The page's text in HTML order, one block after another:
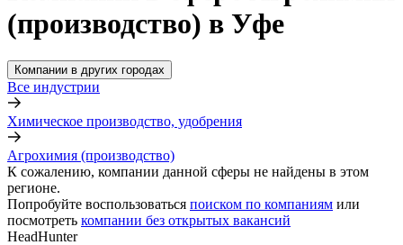
(производство) в Уфе
Компании в других городах
Все индустрии
Химическое производство, удобрения
Агрохимия (производство)
К сожалению, компании данной сферы не найдены в этом
регионе.
Попробуйте воспользоваться поиском по компаниям или
посмотреть компании без открытых вакансий
HeadHunter